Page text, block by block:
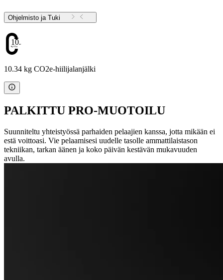
Ohjelmisto ja Tuki
10.34
10.34 kg CO2e-hiilijalanjälki
PALKITTU PRO-MUOTOILU
Suunniteltu yhteistyössä parhaiden pelaajien kanssa, jotta mikään ei
estä voittoasi. Vie pelaamisesi uudelle tasolle ammattilaistason
tekniikan, tarkan äänen ja koko päivän kestävän mukavuuden
avulla.